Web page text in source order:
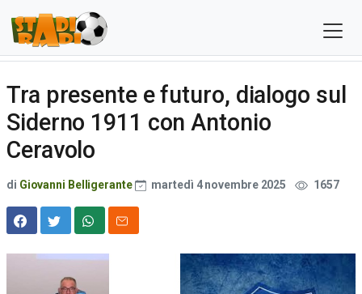
Tra presente e futuro, dialogo sul
Siderno 1911 con Antonio
Ceravolo
di Giovanni Belligerante martedì 4 novembre 2025 1657